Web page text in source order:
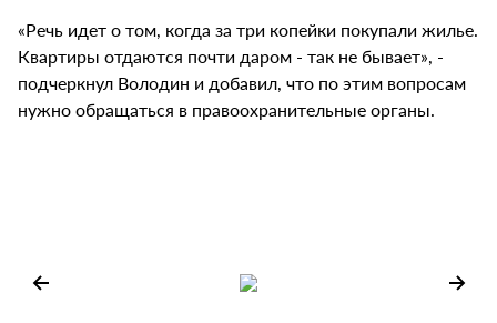
«Речь идет о том, когда за три копейки покупали жилье.
Квартиры отдаются почти даром - так не бывает», -
подчеркнул Володин и добавил, что по этим вопросам
нужно обращаться в правоохранительные органы.